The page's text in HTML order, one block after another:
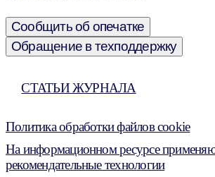
Сообщить об опечатке
Обращение в техподдержку
СТАТЬИ ЖУРНАЛА
Политика обработки файлов cookie
На информационном ресурсе
рекомендательные технологии